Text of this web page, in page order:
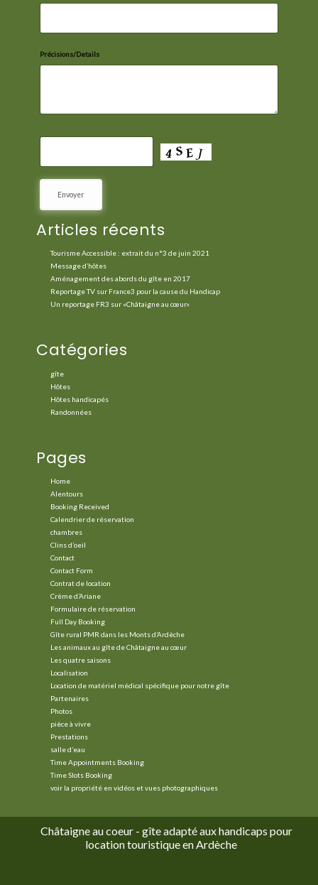
Précisions/Details
Articles récents
Tourisme Accessible : extrait du n°3 de juin 2021
Message d’hôtes
Aménagement des abords du gîte en 2017
Reportage TV sur France3 pour la cause du Handicap
Un reportage FR3 sur «Châtaigne au cœur»
Catégories
gîte
Hôtes
Hôtes handicapés
Randonnées
Pages
Home
Alentours
Booking Received
Calendrier de réservation
chambres
Clins d’oeil
Contact
Contact Form
Contrat de location
Crème d’Ariane
Formulaire de réservation
Full Day Booking
Gîte rural PMR dans les Monts d’Ardèche
Les animaux au gîte de Châtaigne au cœur
Les quatre saisons
Localisation
Location de matériel médical spécifique pour notre gîte
Partenaires
Photos
pièce à vivre
Prestations
salle d’eau
Time Appointments Booking
Time Slots Booking
voir la propriété en vidéos et vues photographiques
Châtaigne au coeur - gîte adapté aux handicaps pour
location touristique en Ardèche